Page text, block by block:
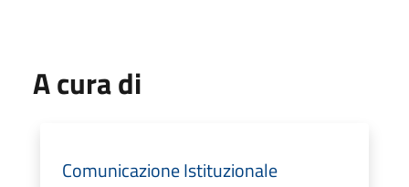
A cura di
Comunicazione Istituzionale